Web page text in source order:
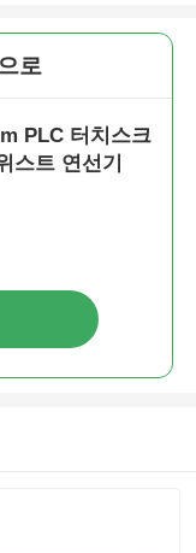
로
PLC 터치스크
스트 연선기